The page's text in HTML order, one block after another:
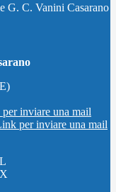
G. C. Vanini Casarano
inviare una mail
per inviare una mail